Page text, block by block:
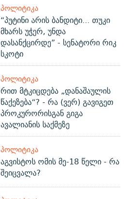
ᲞᲝᲚᲘᲢᲘᲙᲐ
“პუტინი არის ბანდიტი... თუკი
მხარს უჭერ, უნდა
დასანქცირდე” - სენატორი რიკ
სკოტი
ᲞᲝᲚᲘᲢᲘᲙᲐ
რით მტკიცდება „დანაშაულის
წაქეზება“? - რა (ვერ) გავიგეთ
პროკურორისგან გიგა
ავალიანის საქმეზე
ᲞᲝᲚᲘᲢᲘᲙᲐ
აგვისტოს ომის მე-18 წელი - რა
შეიცვალა?